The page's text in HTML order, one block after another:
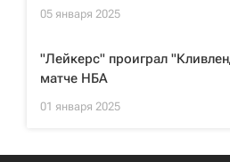
05 января 2025
"Лейкерс" проиграл
матче НБА
01 января 2025